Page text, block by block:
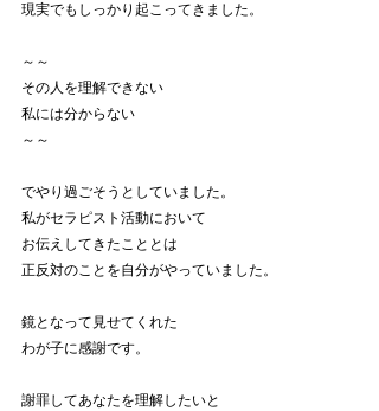
現実でもしっかり起こってきました。
～～
その人を理解できない
私には分からない
～～
でやり過ごそうとしていました。
私がセラピスト活動において
お伝えしてきたこととは
正反対のことを自分がやっていました。
鏡となって見せてくれた
わが子に感謝です。
謝罪してあなたを理解したいと